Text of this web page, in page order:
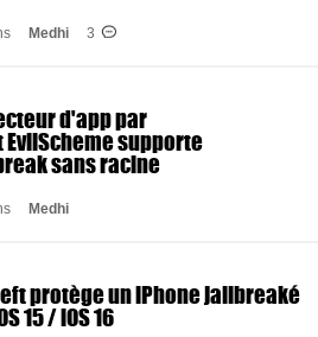
Medhi 3
d'app par
supporte
sans racine
Medhi
protège un iPhone jailbreaké
15 / iOS 16